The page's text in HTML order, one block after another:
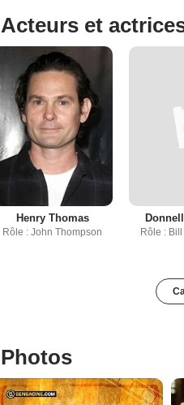
Acteurs et
Henry Thomas
Rôle : John Thompson Rôle :
Photos